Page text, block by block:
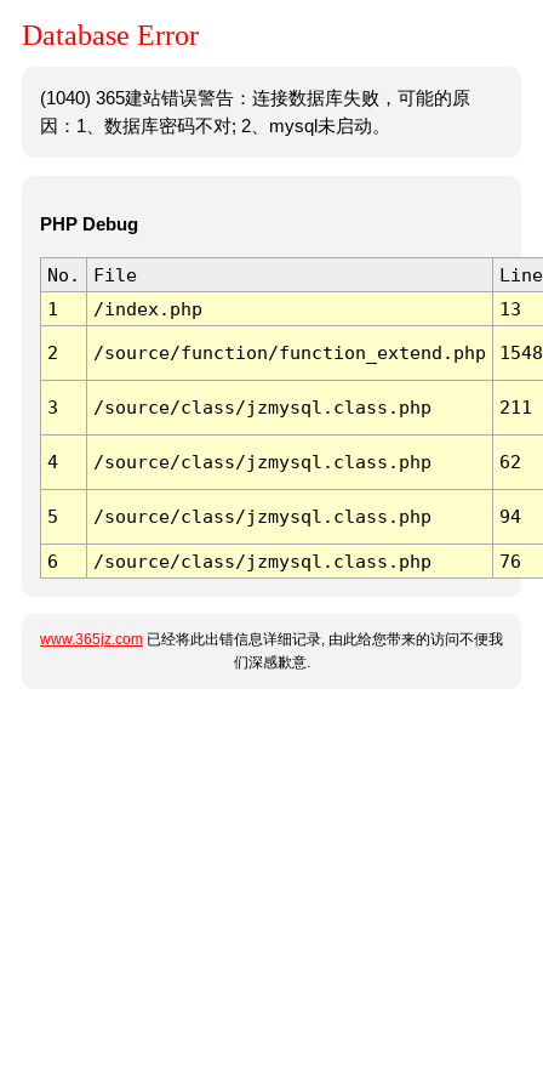
Database Error
(1040) 365建站错误警告：连接数据库失败，可能的原
因：1、数据库密码不对; 2、mysql未启动。
PHP Debug
No. File
Line
1
/index.php 13
2 /source/function/function_extend.php 1548
3 /source/class/jzmysql.class.php 211
4 /source/class/jzmysql.class.php 62
5 /source/class/jzmysql.class.php 94
6 /source/class/jzmysql.class.php 76
www.365jz.com 已经将此出错信息详细记录, 由此给您带来的访问不便我
们深感歉意.